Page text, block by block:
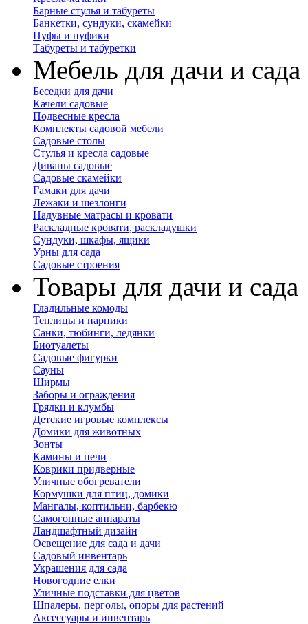
Барные стулья и табуреты
Банкетки, сундуки, скамейки
Пуфы и пуфики
Табуреты и табуретки
Мебель для дачи и сада
Беседки для дачи
Качели садовые
Подвесные кресла
Комплекты садовой мебели
Садовые столы
Стулья и кресла садовые
Диваны садовые
Садовые скамейки
Гамаки для дачи
Лежаки и шезлонги
Надувные матрасы и кровати
Раскладные кровати, раскладушки
Сундуки, шкафы, ящики
Урны для сада
Садовые строения
Товары для дачи и сада
Гладильные комоды
Теплицы и парники
Санки, тюбинги, ледянки
Биотуалеты
Садовые фигурки
Сауны
Ширмы
Заборы и ограждения
Грядки и клумбы
Детские игровые комплексы
Домики для животных
Зонты
Камины и печи
Коврики придверные
Уличные обогреватели
Кормушки для птиц, домики
Мангалы, коптильни, барбекю
Самогонные аппараты
Ландшафтный дизайн
Освещение для сада и дачи
Садовый инвентарь
Украшения для сада
Новогодние елки
Уличные подставки для цветов
Шпалеры, перголы, опоры для растений
Аксессуары и инвентарь